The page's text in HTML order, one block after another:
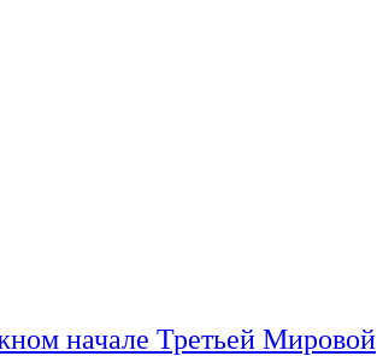
начале Третьей Мировой